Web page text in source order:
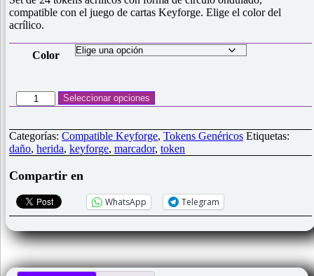
compatible con el juego de cartas Keyforge. Elige el color del
acrílico.
Color
24
acrílicos
daño/herida
colores
compatible
keyforge
cantidad
Seleccionar opciones
Categorías: Compatible Keyforge, Tokens Genéricos Etiquetas:
daño, herida, keyforge, marcador, token
Compartir en
WhatsApp Telegram